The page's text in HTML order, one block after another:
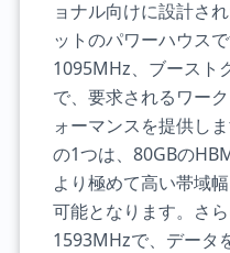
ョナル向けに設計さ
ットのパワーハウス
1095MHz、ブースト
で、要求されるワー
ォーマンスを提供し
の1つは、80GBの
より極めて高い帯域
可能となります。さ
1593MHzで、データ